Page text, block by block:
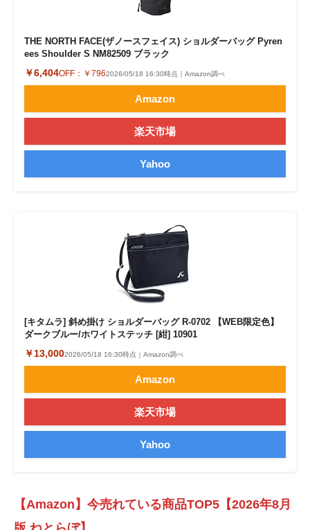
THE NORTH FACE(ザノースフェイス) ショルダーバッグ Pyren
ees Shoulder S NM82509 ブラック
￥6,404OFF： ￥7962026/05/18 16:30時点｜Amazon調べ
Amazon
楽天市場
Yahoo
[キタムラ] 斜め掛け ショルダーバッグ R-0702 【WEB限定色】
ダークブルー/ホワイトステッチ [紺] 10901
￥13,0002026/05/18 16:30時点｜Amazon調べ
Amazon
楽天市場
Yahoo
【Amazon】今売れている商品TOP5【2026年8月